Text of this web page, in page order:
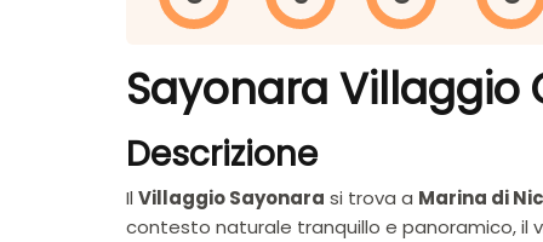
Sayonara Villaggio
Descrizione
Il Villaggio Sayonara si trova a Marina di
contesto naturale tranquillo e panoramico, il